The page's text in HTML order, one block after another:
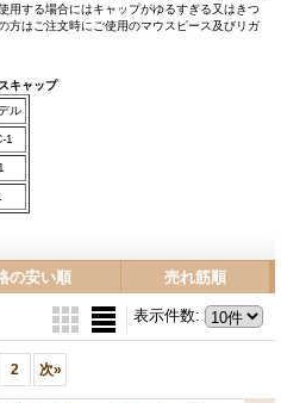
用する場合にはキャップがゆるすぎる又はきつ
方はご注文時にご使用のマウスピース及びリガ
キャップ
ル
1
の安い順 売れ筋順
表示件数:
2 次»